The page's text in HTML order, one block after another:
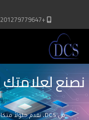
+201279779647
نصنع لعلامتك
في DCS، نقدم حلولاً متكاملة تبدأ من الفكرة وتصل بك إلى الصدارة.